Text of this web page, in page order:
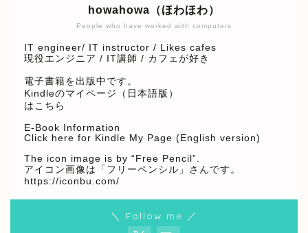
People who have worked with computers
howahowa（ほわほわ）
IT engineer/ IT instructor / Likes cafes
現役エンジニア / IT講師 / カフェが好き
電子書籍を出版中です。
Kindleのマイページ（日本語版）
はこちら
E-Book Information
Click here for Kindle My Page (English version)
The icon image is by “Free Pencil”.
アイコン画像は「フリーペンシル」さんです。
https://iconbu.com/
＼ Follow me ／